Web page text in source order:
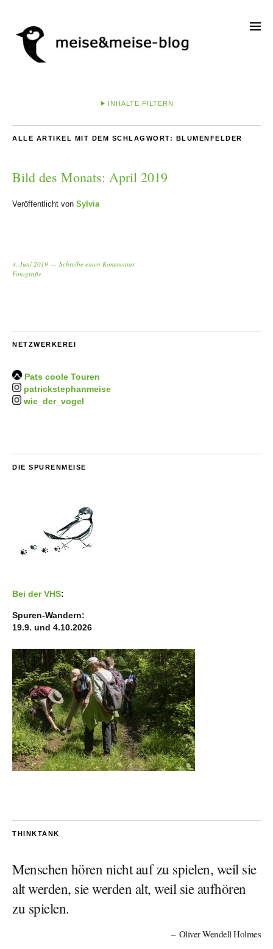
INHALTE FILTERN
ALLE ARTIKEL MIT DEM SCHLAGWORT: BLUMENFELDER
Bild des Monats: April 2019
Veröffentlicht von Sylvia
4. Juni 2019
Schreibe einen Kommentar
Fotografie
NETZWERKEREI
Pats coole Touren
patrickstephanmeise
wie_der_vogel
DIE SPURENMEISE
Bei der VHS:
Spuren-Wandern:
19.9. und 4.10.2026
THINKTANK
Menschen hören nicht auf zu spielen, weil sie
alt werden, sie werden alt, weil sie aufhören
zu spielen.
Oliver Wendell Holmes